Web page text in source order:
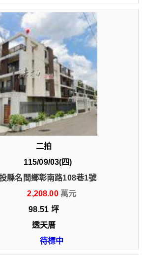
二拍
115/09/03(四)
縣名間鄉彰南路108巷1號
2,208.00
98.51 坪
透天厝
待標中